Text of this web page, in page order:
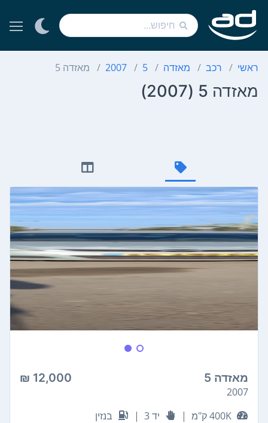
ראשי רכב מאזדה 5
2007 מאזדה 5
מאזדה 5 (2007)
מאזדה 5 12,000 ₪
2007
400K ק"מ
| יד 3 |
בנזין